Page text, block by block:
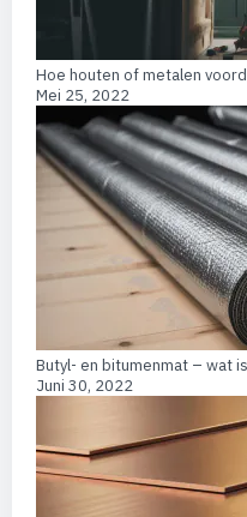
Hoe houten of metalen
Mei 25, 2022
Butyl- en bitumenmat – wat
Juni 30, 2022